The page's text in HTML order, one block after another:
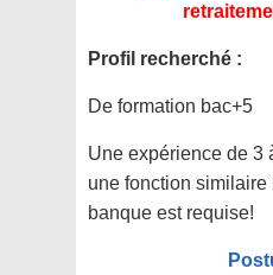
Profil recherché :
De formation bac+5
Une expérience de 3
une fonction similaire
banque est requise!